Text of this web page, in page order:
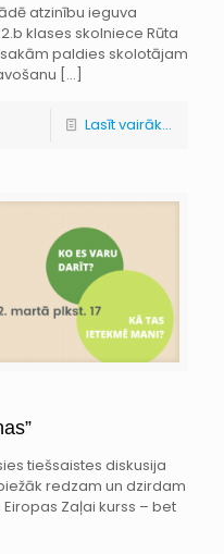
atzinību ieguva
klases skolniece Rūta
paldies skolotājam
[…]
Lasīt vairāk...
tiešsaistes diskusija
redzam un dzirdam
Zaļai kurss – bet